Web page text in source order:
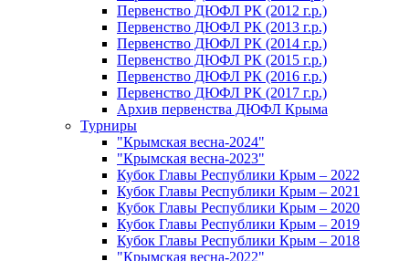
Первенство ДЮФЛ РК (2012 г.р.)
Первенство ДЮФЛ РК (2013 г.р.)
Первенство ДЮФЛ РК (2014 г.р.)
Первенство ДЮФЛ РК (2015 г.р.)
Первенство ДЮФЛ РК (2016 г.р.)
Первенство ДЮФЛ РК (2017 г.р.)
Архив первенства ДЮФЛ Крыма
Турниры
"Крымская весна-2024"
"Крымская весна-2023"
Кубок Главы Республики Крым – 2022
Кубок Главы Республики Крым – 2021
Кубок Главы Республики Крым – 2020
Кубок Главы Республики Крым – 2019
Кубок Главы Республики Крым – 2018
"Крымская весна-2022"